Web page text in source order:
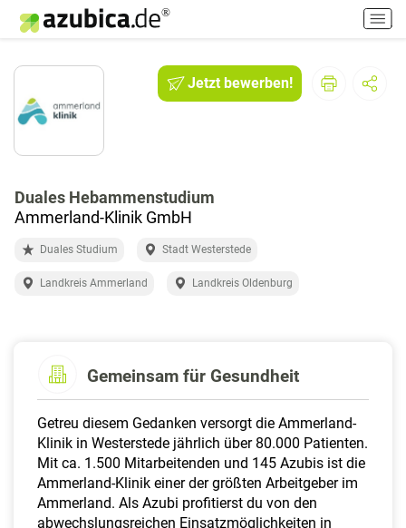
H
a
p
h
Jetzt bewerben!
Duales Hebammenstudium
Ammerland-Klinik GmbH
Duales Studium Stadt Westerstede
Landkreis Ammerland Landkreis Oldenburg
Gemeinsam für Gesundheit
Getreu diesem Gedanken versorgt die Ammerland-
Klinik in Westerstede jährlich über 80.000 Patienten.
Mit ca. 1.500 Mitarbeitenden und 145 Azubis ist die
Ammerland-Klinik einer der größten Arbeitgeber im
Ammerland. Als Azubi profitierst du von den
abwechslungsreichen Einsatzmöglichkeiten in